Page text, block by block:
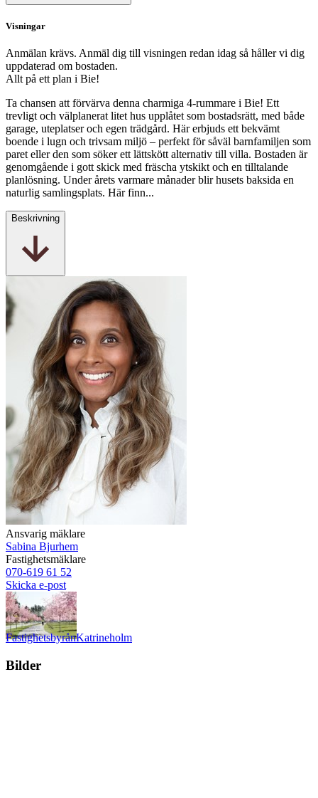
Visningar
Anmälan krävs. Anmäl dig till visningen redan idag så håller vi dig
uppdaterad om bostaden.
Allt på ett plan i Bie!
Ta chansen att förvärva denna charmiga 4‑rummare i Bie! Ett
trevligt och välplanerat litet hus upplåtet som bostadsrätt, med både
garage, uteplatser och egen trädgård. Här erbjuds ett bekvämt
boende i lugn och trivsam miljö – perfekt för såväl barnfamiljen som
paret eller den som söker ett lättskött alternativ till villa. Bostaden är
genomgående i gott skick med fräscha ytskikt och en tilltalande
planlösning. Under årets varmare månader blir husets baksida en
naturlig samlingsplats. Här finn...
Beskrivning
Ansvarig mäklare
Sabina Bjurhem
Fastighetsmäklare
070-619 61 52
Skicka e-post
FastighetsbyrånKatrineholm
Bilder